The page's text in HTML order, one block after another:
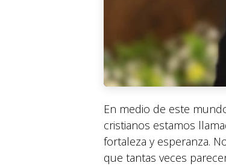
En medio de este
cristianos estamos
fortaleza y esperanza.
que tantas veces